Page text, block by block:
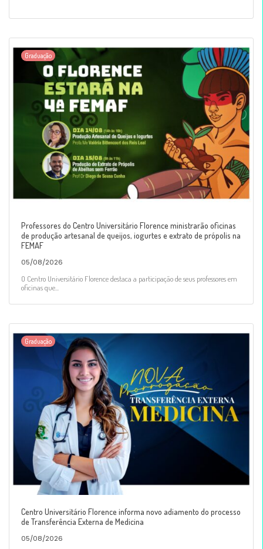
Graduação
Professores do Centro Universitário Florence ministrarão oficinas
de produção artesanal de queijos, iogurtes e extrato de própolis na
FEMAF
05/08/2026
O Centro Universitário Florence destaca a participação de seus professores em
oficinas que...
Graduação
Centro Universitário Florence informa novo adiamento do processo
de Transferência Externa de Medicina
05/08/2026